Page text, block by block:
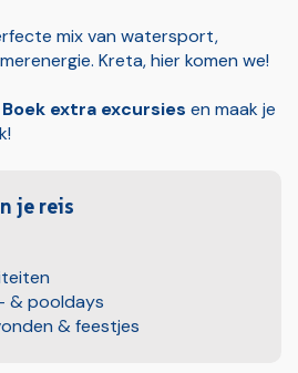
mix van watersport,
Kreta, hier komen we!
Boek extra excursies en maak je
je reis
& pooldays
& feestjes